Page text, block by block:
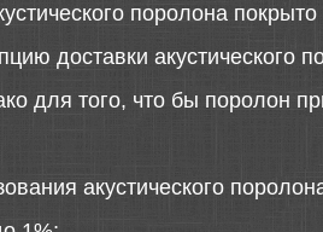
поролона
доставки акустического
для того, что бы поролон
акустического